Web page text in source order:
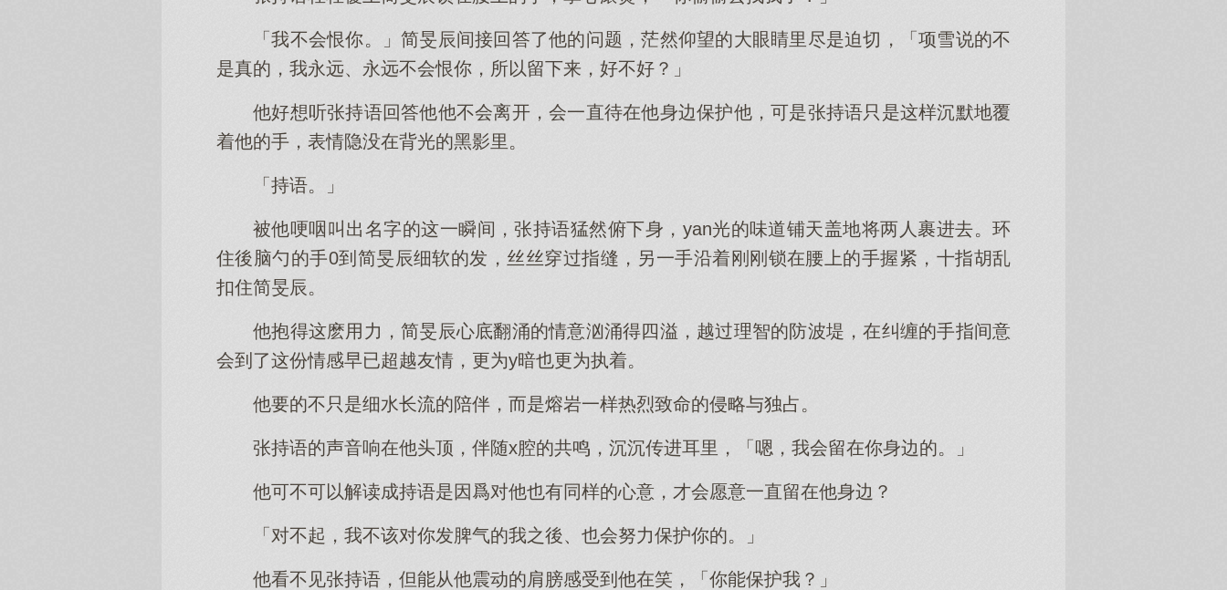
「我不会恨你。」简旻辰间接回答了他的问题，茫然仰望的大眼睛里尽是迫切，「项雪说的不
是真的，我永远、永远不会恨你，所以留下来，好不好？」
他好想听张持语回答他他不会离开，会一直待在他身边保护他，可是张持语只是这样沉默地覆
着他的手，表情隐没在背光的黑影里。
「持语。」
被他哽咽叫出名字的这一瞬间，张持语猛然俯下身，yan光的味道铺天盖地将两人裹进去。环
住後脑勺的手0到简旻辰细软的发，丝丝穿过指缝，另一手沿着刚刚锁在腰上的手握紧，十指胡乱
扣住简旻辰。
他抱得这麽用力，简旻辰心底翻涌的情意汹涌得四溢，越过理智的防波堤，在纠缠的手指间意
会到了这份情感早已超越友情，更为y暗也更为执着。
他要的不只是细水长流的陪伴，而是熔岩一样热烈致命的侵略与独占。
张持语的声音响在他头顶，伴随x腔的共鸣，沉沉传进耳里，「嗯，我会留在你身边的。」
他可不可以解读成持语是因爲对他也有同样的心意，才会愿意一直留在他身边？
「对不起，我不该对你发脾气的我之後、也会努力保护你的。」
他看不见张持语，但能从他震动的肩膀感受到他在笑，「你能保护我？」